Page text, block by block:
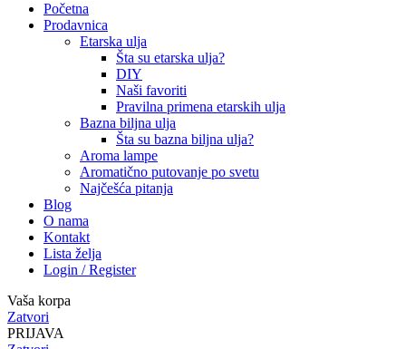
Početna
Prodavnica
Etarska ulja
Šta su etarska ulja?
DIY
Naši favoriti
Pravilna primena etarskih ulja
Bazna biljna ulja
Šta su bazna biljna ulja?
Aroma lampe
Aromatično putovanje po svetu
Najčešća pitanja
Blog
O nama
Kontakt
Lista želja
Login / Register
Vaša korpa
Zatvori
PRIJAVA